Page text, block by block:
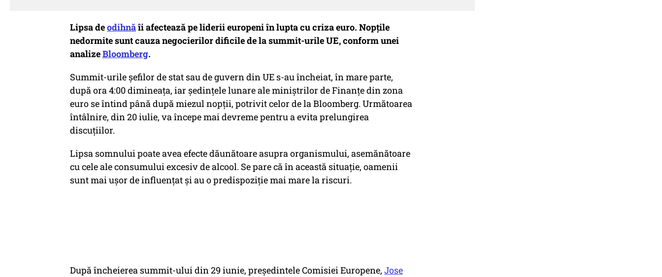
Lipsa deodihnăîi afectează pe liderii europeni în lupta cu criza euro. Nopțile
nedormite sunt cauza negocierilor dificile de la summit-urile UE, conform unei
analizeBloomberg.
Summit-urile șefilor de stat sau de guvern din UE s-au încheiat, în mare parte,
după ora 4:00 dimineața, iar ședințele lunare ale miniștrilor de Finanțe din zona
euro se întind până după miezul nopții, potrivit celor de la Bloomberg. Următoarea
întâlnire, din 20 iulie, va începe mai devreme pentru a evita prelungirea
discuțiilor.
Lipsa somnului poate avea efecte dăunătoare asupra organismului, asemănătoare
cu cele ale consumului excesiv de alcool. Se pare că în această situație, oamenii
sunt mai ușor de influențat și au o predispoziție mai mare la riscuri.
După încheierea summit-ului din 29 iunie, preşedintele Comisiei Europene, Jose